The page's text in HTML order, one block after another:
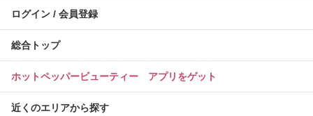
ログイン / 会員登録
総合トップ
ホットペッパービューティー アプリをゲット
近くのエリアから探す